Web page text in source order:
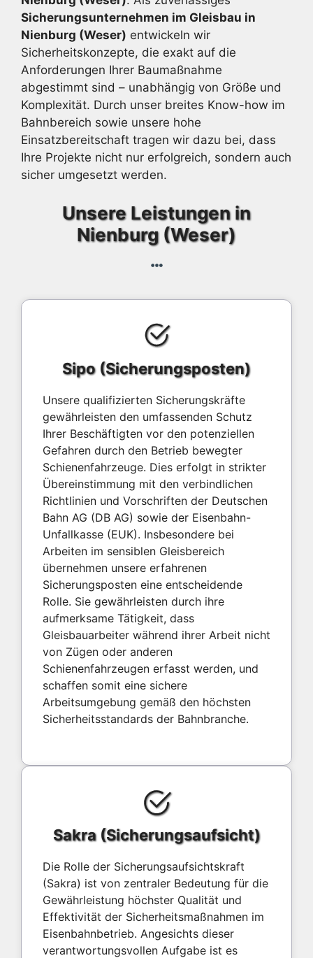
Sicherungsunternehmen im Gleisbau in
Nienburg (Weser) entwickeln wir
Sicherheitskonzepte, die exakt auf die
Anforderungen Ihrer Baumaßnahme
abgestimmt sind – unabhängig von Größe und
Komplexität. Durch unser breites Know-how im
Bahnbereich sowie unsere hohe
Einsatzbereitschaft tragen wir dazu bei, dass
Ihre Projekte nicht nur erfolgreich, sondern auch
sicher umgesetzt werden.
Unsere Leistungen in
Nienburg (Weser)
Sipo (Sicherungsposten)
Unsere qualifizierten Sicherungskräfte
gewährleisten den umfassenden Schutz
Ihrer Beschäftigten vor den potenziellen
Gefahren durch den Betrieb bewegter
Schienenfahrzeuge. Dies erfolgt in strikter
Übereinstimmung mit den verbindlichen
Richtlinien und Vorschriften der Deutschen
Bahn AG (DB AG) sowie der Eisenbahn-
Unfallkasse (EUK). Insbesondere bei
Arbeiten im sensiblen Gleisbereich
übernehmen unsere erfahrenen
Sicherungsposten eine entscheidende
Rolle. Sie gewährleisten durch ihre
aufmerksame Tätigkeit, dass
Gleisbauarbeiter während ihrer Arbeit nicht
von Zügen oder anderen
Schienenfahrzeugen erfasst werden, und
schaffen somit eine sichere
Arbeitsumgebung gemäß den höchsten
Sicherheitsstandards der Bahnbranche.
Sakra (Sicherungsaufsicht)
Die Rolle der Sicherungsaufsichtskraft
(Sakra) ist von zentraler Bedeutung für die
Gewährleistung höchster Qualität und
Effektivität der Sicherheitsmaßnahmen im
Eisenbahnbetrieb. Angesichts dieser
verantwortungsvollen Aufgabe ist es